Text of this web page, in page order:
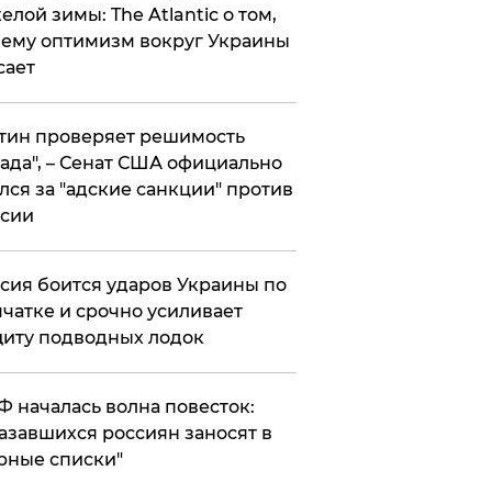
зимы: The Atlantic о том,
оптимизм вокруг Украины
проверяет решимость
– Сенат США официально
за "адские санкции" против
боится ударов Украины по
и срочно усиливает
подводных лодок
началась волна повесток:
россиян заносят в
списки"